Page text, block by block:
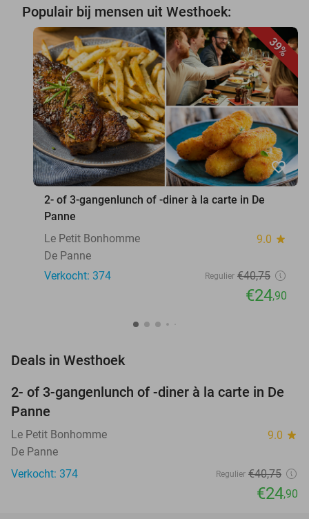
Populair bij mensen uit Westhoek:
39%
favorite_border
2- of 3-gangenlunch of -diner à la carte in De
Panne
Le Petit Bonhomme
9.0 star
De Panne
Verkocht: 374
Regulier €40,75
€24,90
Deals in Westhoek
39%
2- of 3-gangenlunch of -diner à la carte in De
Panne
Le Petit Bonhomme 9.0 star
De Panne
Verkocht: 374
Regulier €40,75
€24,90